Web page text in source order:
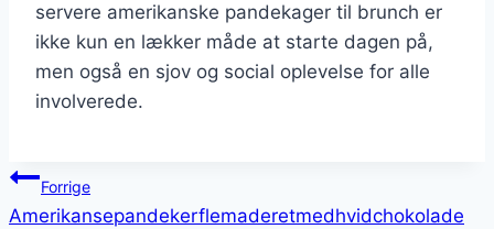
servere amerikanske pandekager til brunch er
ikke kun en lækker måde at starte dagen på,
men også en sjov og social oplevelse for alle
involverede.
Indlægsnavigation
Forrige
Amerikansepandekerflemaderetmedhvidchokolade